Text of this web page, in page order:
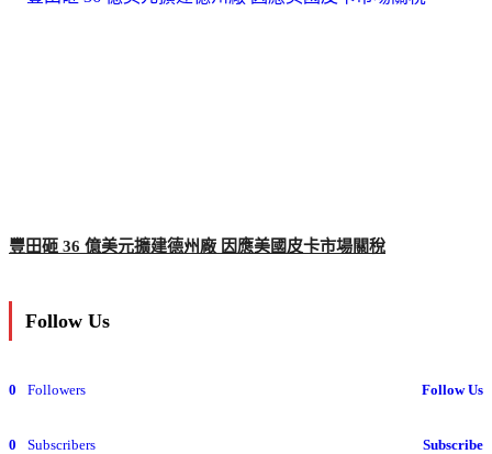
豐田砸 36 億美元擴建德州廠 因應美國皮卡市場關稅
Follow Us
0 Followers Follow Us
0 Subscribers Subscribe